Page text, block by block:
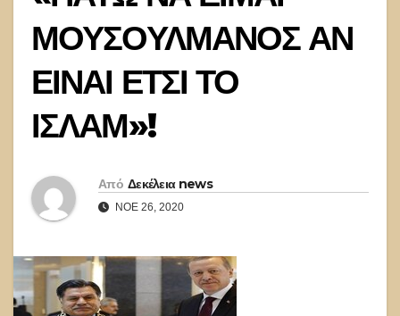
ΜΟΥΣΟΥΛΜΑΝΟΣ ΑΝ
ΕΙΝΑΙ ΕΤΣΙ ΤΟ
ΙΣΛΑΜ»!
Από Δεκέλεια news
ΝΟΈ 26, 2020